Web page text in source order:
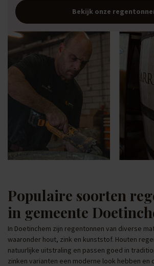
Bekijk onze
Populaire soorten
in gemeente
In Doetinchem zijn regentonnen van diverse
waaronder hout, zink en kunststof. Houten
natuurlijke uitstraling en passen goed in
zinken varianten een moderne look hebben en